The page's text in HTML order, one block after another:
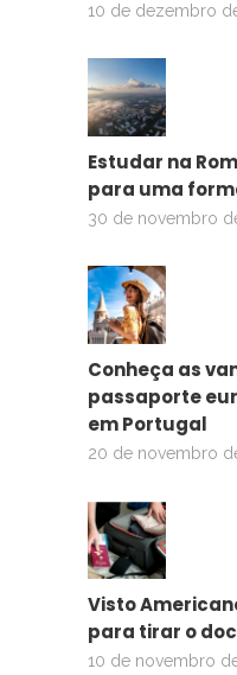
10 de dezembro
Estudar na
para uma
30 de novembro
Conheça as
passaporte
em Portugal
20 de novembro
Visto
para tirar o
10 de novembro